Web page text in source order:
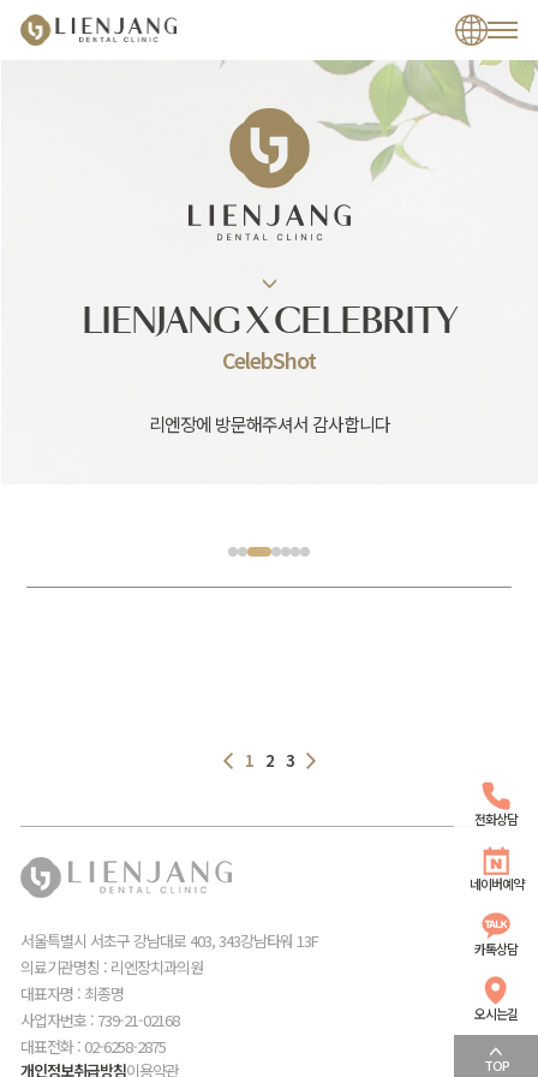
전화상담
네이버예약
카톡상담
오시는길
TOP
LIENJANG X CELEBRITY
CelebShot
리엔장에 방문해주셔서 감사합니다
1 2 3
서울특별시 서초구 강남대로 403, 343강남타워 13F
의료기관명칭 : 리엔장치과의원
대표자명 : 최종명
사업자번호 : 739-21-02168
대표전화 : 02-6258-2875
개인정보취급방침이용약관